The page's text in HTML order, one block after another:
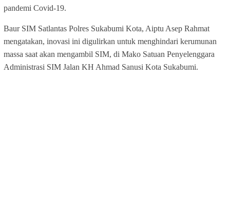
pandemi Covid-19.
Baur SIM Satlantas Polres Sukabumi Kota, Aiptu Asep Rahmat
mengatakan, inovasi ini digulirkan untuk menghindari kerumunan
massa saat akan mengambil SIM, di Mako Satuan Penyelenggara
Administrasi SIM Jalan KH Ahmad Sanusi Kota Sukabumi.